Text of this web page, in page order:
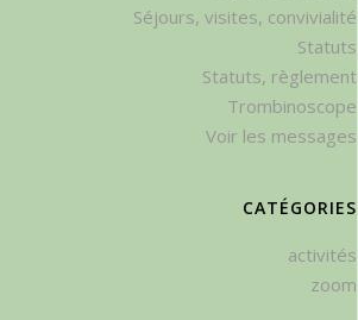
Séjours, visites, convivialité
Statuts
Statuts, règlement
Trombinoscope
Voir les messages
CATÉGORIES
activités
zoom